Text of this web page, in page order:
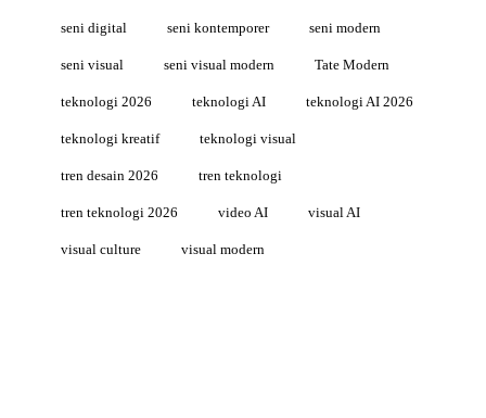
seni digital seni kontemporer seni modern
seni visual seni visual modern Tate Modern
teknologi 2026 teknologi AI teknologi AI 2026
teknologi kreatif teknologi visual
tren desain 2026 tren teknologi
tren teknologi 2026 video AI visual AI
visual culture visual modern